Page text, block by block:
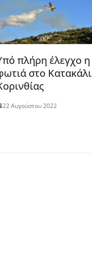
πλήρη έλεγχο η
στο Κατακάλι
22 Αυγούστου 2022